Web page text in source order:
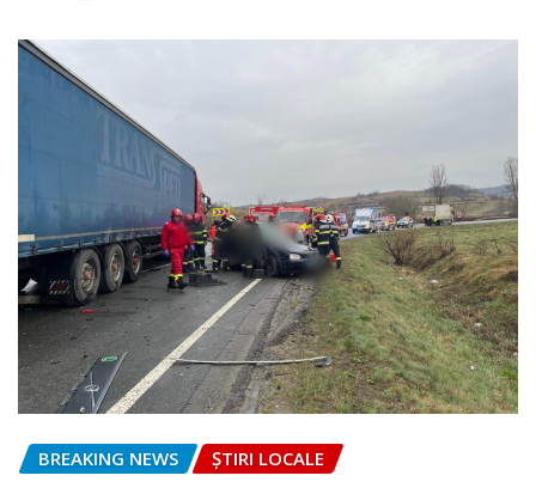
BREAKING NEWS ȘTIRI LOCALE